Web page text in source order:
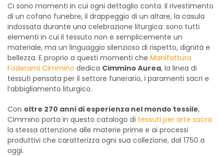
Ci sono momenti in cui ogni dettaglio conta. Il rivestimento
di un cofano funebre, il drappeggio di un altare, la casula
indossata durante una celebrazione liturgica: sono tutti
elementi in cui il tessuto non e semplicemente un
materiale, ma un linguaggio silenzioso di rispetto, dignità e
bellezza. E proprio a questi momenti che Manifattura
Foderami Cimmino dedica Cimmino Aurea, la linea di
tessuti pensata per il settore funerario, i paramenti sacri e
l’abbigliamento liturgico.
Con oltre 270 anni di esperienza nel mondo tessile,
Cimmino porta in questo catalogo di tessuti per arte sacra
la stessa attenzione alle materie prime e ai processi
produttivi che caratterizza ogni sua collezione, dal 1750 a
oggi.